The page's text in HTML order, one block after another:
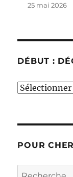
25 mai 2026
DÉBUT :
début
POUR
Recherche